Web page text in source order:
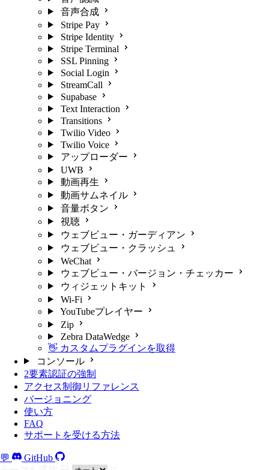
音声合成
Stripe Pay
Stripe Identity
Stripe Terminal
SSL Pinning
Social Login
StreamCall
Supabase
Text Interaction
Transitions
Twilio Video
Twilio Voice
アップローダー
UWB
動画再生
動画サムネイル
音量ボタン
視聴
ウェブビュー・ガーディアン
ウェブビュー・クラッシュ
WeChat
ウェブビュー・バージョン・チェッカー
ウィジェットキット
Wi-Fi
YouTubeプレイヤー
Zip
Zebra DataWedge
👋 カスタムプラグインを取得
コンソール
2要素認証の強制
アクセス制御リファレンス
バージョニング
使い方
FAQ
サポートを受ける方法
💬
GitHub